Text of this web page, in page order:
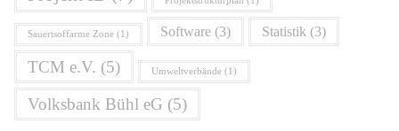
Sauertsoffarme Zone (1) Software (3) Statistik (3)
TCM e.V. (5) Umweltverbände (1)
Volksbank Bühl eG (5)